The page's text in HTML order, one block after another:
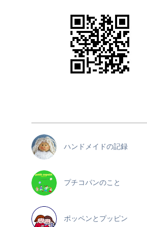
ハンドメイドの記録
プチコパンのこと
ポッペンとプッピン